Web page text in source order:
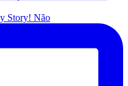
Story! Não